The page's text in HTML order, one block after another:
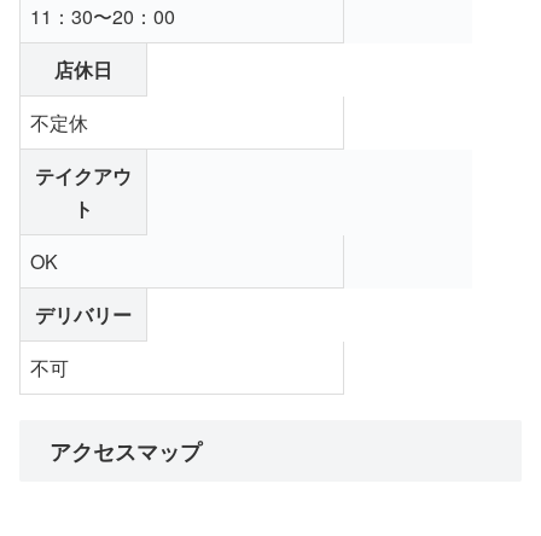
11：30〜20：00
店休日
不定休
テイクアウ
ト
OK
デリバリー
不可
アクセスマップ